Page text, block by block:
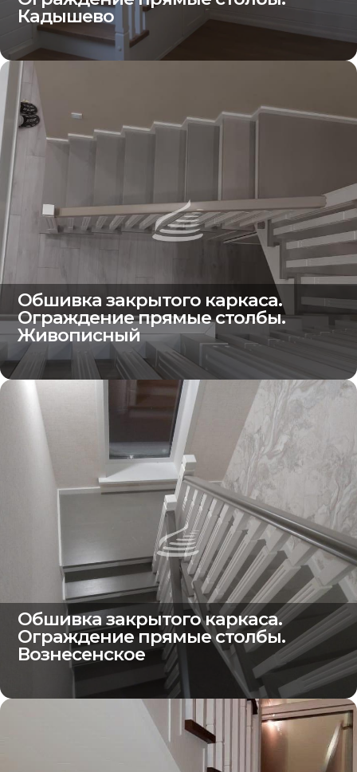
Кадышево
Обшивка закрытого каркаса.
Ограждение прямые столбы.
Живописный
Обшивка закрытого каркаса.
Ограждение прямые столбы.
Вознесенское